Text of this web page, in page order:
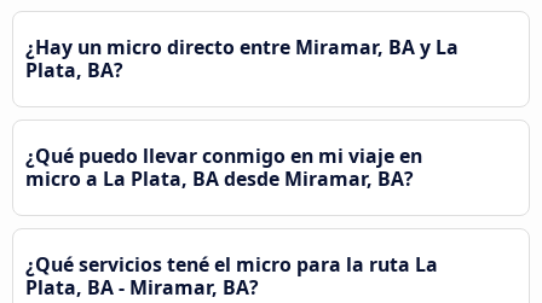
¿Hay un micro directo entre Miramar, BA y La
Plata, BA?
¿Qué puedo llevar conmigo en mi viaje en
micro a La Plata, BA desde Miramar, BA?
¿Qué servicios tené el micro para la ruta La
Plata, BA - Miramar, BA?